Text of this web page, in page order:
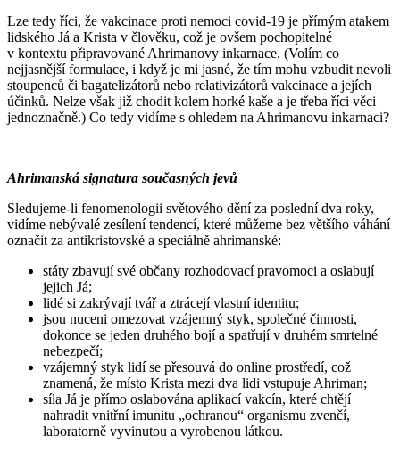
Lze tedy říci, že vakcinace proti nemoci covid-19 je přímým atakem
lidského Já a Krista v člověku, což je ovšem pochopitelné
v kontextu připravované Ahrimanovy inkarnace. (Volím co
nejjasnější formulace, i když je mi jasné, že tím mohu vzbudit nevoli
stoupenců či bagatelizátorů nebo relativizátorů vakcinace a jejích
účinků. Nelze však již chodit kolem horké kaše a je třeba říci věci
jednoznačně.) Co tedy vidíme s ohledem na Ahrimanovu inkarnaci?
Ahrimanská signatura současných jevů
Sledujeme-li fenomenologii světového dění za poslední dva roky,
vidíme nebývalé zesílení tendencí, které můžeme bez většího váhání
označit za antikristovské a speciálně ahrimanské:
státy zbavují své občany rozhodovací pravomoci a oslabují
jejich Já;
lidé si zakrývají tvář a ztrácejí vlastní identitu;
jsou nuceni omezovat vzájemný styk, společné činnosti,
dokonce se jeden druhého bojí a spatřují v druhém smrtelné
nebezpečí;
vzájemný styk lidí se přesouvá do online prostředí, což
znamená, že místo Krista mezi dva lidi vstupuje Ahriman;
síla Já je přímo oslabována aplikací vakcín, které chtějí
nahradit vnitřní imunitu „ochranou“ organismu zvenčí,
laboratorně vyvinutou a vyrobenou látkou.